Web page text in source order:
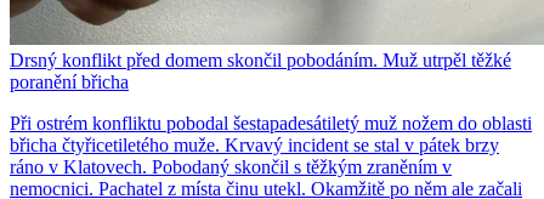
Drsný konflikt před domem skončil pobodáním. Muž utrpěl těžké
poranění břicha
Při ostrém konfliktu pobodal šestapadesátiletý muž nožem do oblasti
břicha čtyřicetiletého muže. Krvavý incident se stal v pátek brzy
ráno v Klatovech. Pobodaný skončil s těžkým zraněním v
nemocnici. Pachatel z místa činu utekl. Okamžitě po něm ale začali